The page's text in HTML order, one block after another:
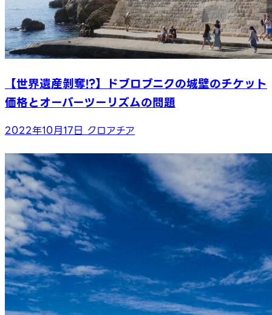
【世界遺産剝奪!?】ドブロブニクの城壁のチケット
価格とオーバーツーリズムの問題
2022年10月17日 クロアチア